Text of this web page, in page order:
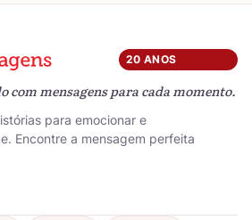
20 ANOS
com mensagens para cada momento.
para emocionar e
Encontre a mensagem perfeita